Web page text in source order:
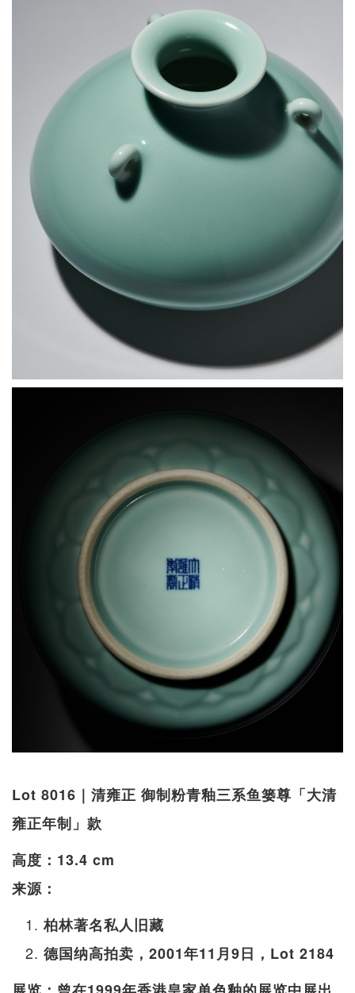
Lot 8016｜清雍正 御制粉青釉三系鱼篓尊「大清
雍正年制」款
高度：13.4 cm
来源：
柏林著名私人旧藏
德国纳高拍卖，2001年11月9日，Lot 2184